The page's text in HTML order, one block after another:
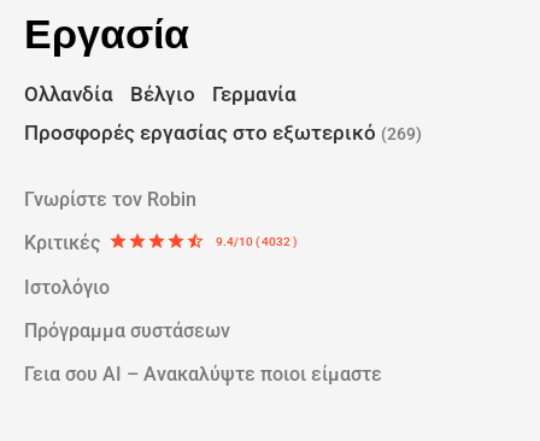
Εργασία
Ολλανδία Βέλγιο
Γερμανία
Προσφορές εργασίας στο εξωτερικό (269)
Γνωρίστε τον Robin
Κριτικές starstarstarstarstar_half 9.4/10 ( 4032 )
Ιστολόγιο
Πρόγραμμα συστάσεων
Γεια σου AI – Ανακαλύψτε ποιοι είμαστε